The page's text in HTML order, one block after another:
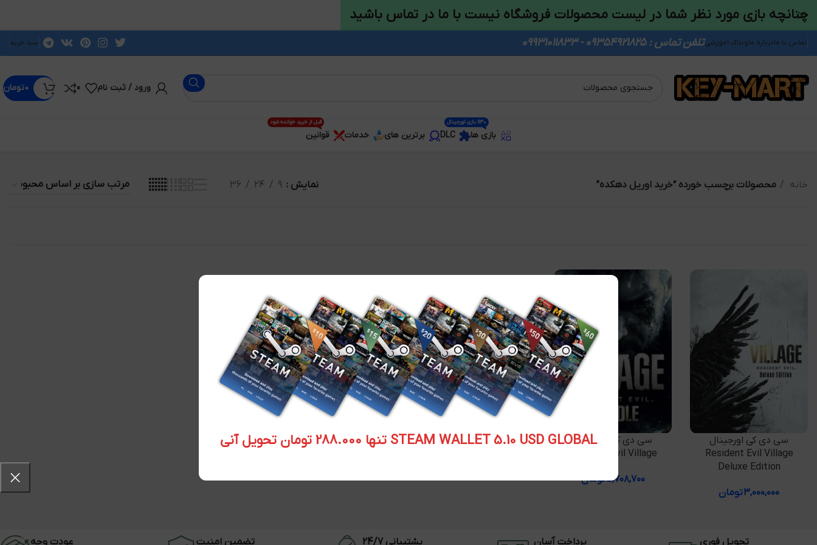
STEAM WALLET 5.10 USD GLOBAL تنها 288.000 تومان تحویل آنی
تماس با مادرباره ماوبلاگ اموزشیتلفن تماس : 09354921825 - 09931011833 سبد خرید
ورود / ثبت نام 0 ۰تومان
بازی ها
1130 بازی اورجینال
DLC برترین های خدمات قوانین
قبل از خرید خوانده شود
خانه محصولات برچسب خورده “خرید اوریل دهکده” نمایش 9
24
36
افزودن به سبد خرید
سی دی کی اورجینال
Resident Evil Village
Deluxe Edition
۳,۰۰۰,۰۰۰تومان
افزودن به سبد خرید
سی دی کی اورجینال
Resident Evil Village
۵,۷۰۸,۷۰۰تومان
تحویل فوری پرداخت آسان پشتیبانی 24/7 تضمین امنیت عودت وجه
چنانچه بازی مورد نظر شما در لیست محصولات فروشگاه نیست با ما در تماس باشید